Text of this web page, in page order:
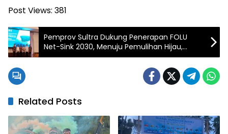
Post Views: 381
Pemprov Sultra Dukung Penerapan FOLU
Net-Sink 2030, Menuju Pemulihan Hijau,
Ekonomi Inklusif, Tangguh, dan
Related Posts